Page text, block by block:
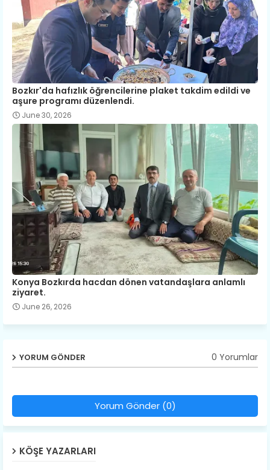
Bozkır'da hafızlık öğrencilerine plaket takdim edildi ve
aşure programı düzenlendi.
June 30, 2026
Konya Bozkırda hacdan dönen vatandaşlara anlamlı
ziyaret.
June 26, 2026
YORUM GÖNDER 0 Yorumlar
Yorum Gönder (0)
KÖŞE YAZARLARI